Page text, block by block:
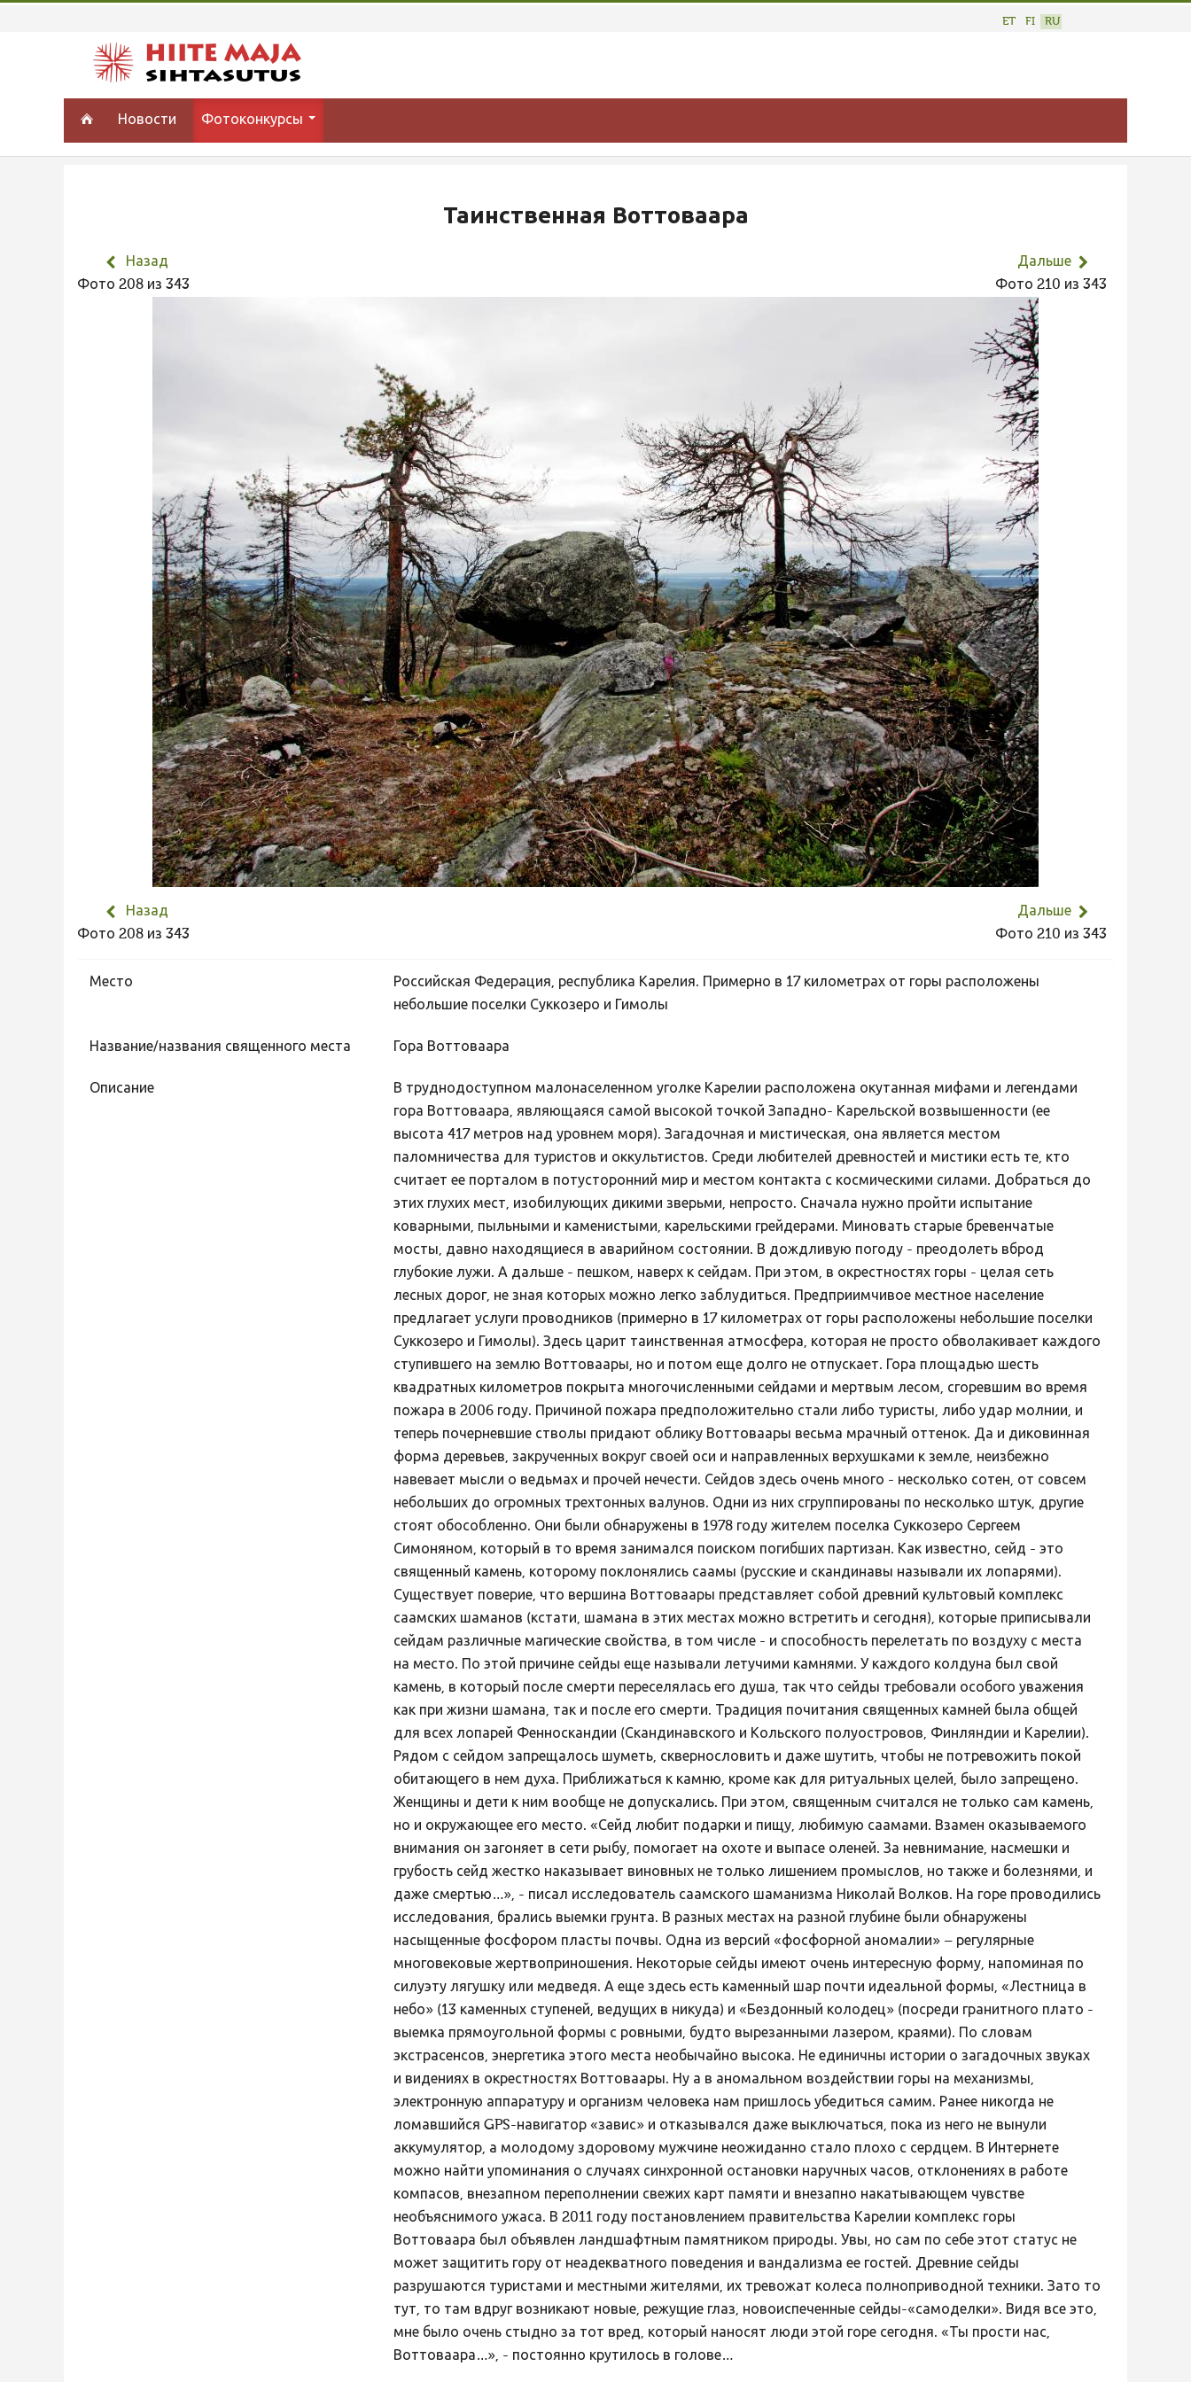
ET FI RU
Новости Фотоконкурсы
Таинственная Воттоваара
Назад
Фото 208 из 343
Дальше
Фото 210 из 343
Назад
Фото 208 из 343
Дальше
Фото 210 из 343
Место
Российская Федерация, республика Карелия. Примерно в 17 километрах от горы расположены
небольшие поселки Суккозеро и Гимолы
Название/названия священного места Гора Воттоваара
Описание
В труднодоступном малонаселенном уголке Карелии расположена окутанная мифами и легендами
гора Воттоваара, являющаяся самой высокой точкой Западно- Карельской возвышенности (ее
высота 417 метров над уровнем моря). Загадочная и мистическая, она является местом
паломничества для туристов и оккультистов. Среди любителей древностей и мистики есть те, кто
считает ее порталом в потусторонний мир и местом контакта с космическими силами. Добраться до
этих глухих мест, изобилующих дикими зверьми, непросто. Сначала нужно пройти испытание
коварными, пыльными и каменистыми, карельскими грейдерами. Миновать старые бревенчатые
мосты, давно находящиеся в аварийном состоянии. В дождливую погоду - преодолеть вброд
глубокие лужи. А дальше - пешком, наверх к сейдам. При этом, в окрестностях горы - целая сеть
лесных дорог, не зная которых можно легко заблудиться. Предприимчивое местное население
предлагает услуги проводников (примерно в 17 километрах от горы расположены небольшие поселки
Суккозеро и Гимолы). Здесь царит таинственная атмосфера, которая не просто обволакивает каждого
ступившего на землю Воттоваары, но и потом еще долго не отпускает. Гора площадью шесть
квадратных километров покрыта многочисленными сейдами и мертвым лесом, сгоревшим во время
пожара в 2006 году. Причиной пожара предположительно стали либо туристы, либо удар молнии, и
теперь почерневшие стволы придают облику Воттоваары весьма мрачный оттенок. Да и диковинная
форма деревьев, закрученных вокруг своей оси и направленных верхушками к земле, неизбежно
навевает мысли о ведьмах и прочей нечести. Сейдов здесь очень много - несколько сотен, от совсем
небольших до огромных трехтонных валунов. Одни из них сгруппированы по несколько штук, другие
стоят обособленно. Они были обнаружены в 1978 году жителем поселка Суккозеро Сергеем
Симоняном, который в то время занимался поиском погибших партизан. Как известно, сейд - это
священный камень, которому поклонялись саамы (русские и скандинавы называли их лопарями).
Существует поверие, что вершина Воттоваары представляет собой древний культовый комплекс
саамских шаманов (кстати, шамана в этих местах можно встретить и сегодня), которые приписывали
сейдам различные магические свойства, в том числе - и способность перелетать по воздуху с места
на место. По этой причине сейды еще называли летучими камнями. У каждого колдуна был свой
камень, в который после смерти переселялась его душа, так что сейды требовали особого уважения
как при жизни шамана, так и после его смерти. Традиция почитания священных камней была общей
для всех лопарей Фенноскандии (Скандинавского и Кольского полуостровов, Финляндии и Карелии).
Рядом с сейдом запрещалось шуметь, сквернословить и даже шутить, чтобы не потревожить покой
обитающего в нем духа. Приближаться к камню, кроме как для ритуальных целей, было запрещено.
Женщины и дети к ним вообще не допускались. При этом, священным считался не только сам камень,
но и окружающее его место. «Сейд любит подарки и пищу, любимую саамами. Взамен оказываемого
внимания он загоняет в сети рыбу, помогает на охоте и выпасе оленей. За невнимание, насмешки и
грубость сейд жестко наказывает виновных не только лишением промыслов, но также и болезнями, и
даже смертью…», - писал исследователь саамского шаманизма Николай Волков. На горе проводились
исследования, брались выемки грунта. В разных местах на разной глубине были обнаружены
насыщенные фосфором пласты почвы. Одна из версий «фосфорной аномалии» – регулярные
многовековые жертвоприношения. Некоторые сейды имеют очень интересную форму, напоминая по
силуэту лягушку или медведя. А еще здесь есть каменный шар почти идеальной формы, «Лестница в
небо» (13 каменных ступеней, ведущих в никуда) и «Бездонный колодец» (посреди гранитного плато -
выемка прямоугольной формы с ровными, будто вырезанными лазером, краями). По словам
экстрасенсов, энергетика этого места необычайно высока. Не единичны истории о загадочных звуках
и видениях в окрестностях Воттоваары. Ну а в аномальном воздействии горы на механизмы,
электронную аппаратуру и организм человека нам пришлось убедиться самим. Ранее никогда не
ломавшийся GPS-навигатор «завис» и отказывался даже выключаться, пока из него не вынули
аккумулятор, а молодому здоровому мужчине неожиданно стало плохо с сердцем. В Интернете
можно найти упоминания о случаях синхронной остановки наручных часов, отклонениях в работе
компасов, внезапном переполнении свежих карт памяти и внезапно накатывающем чувстве
необъяснимого ужаса. В 2011 году постановлением правительства Карелии комплекс горы
Воттоваара был объявлен ландшафтным памятником природы. Увы, но сам по себе этот статус не
может защитить гору от неадекватного поведения и вандализма ее гостей. Древние сейды
разрушаются туристами и местными жителями, их тревожат колеса полноприводной техники. Зато то
тут, то там вдруг возникают новые, режущие глаз, новоиспеченные сейды-«самоделки». Видя все это,
мне было очень стыдно за тот вред, который наносят люди этой горе сегодня. «Ты прости нас,
Воттоваара…», - постоянно крутилось в голове…